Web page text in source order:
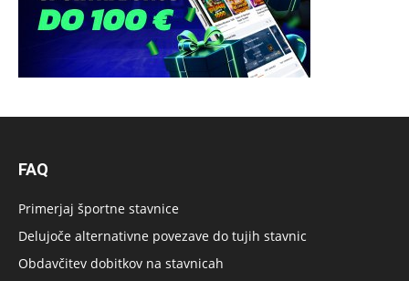
FAQ
Primerjaj športne stavnice
Delujoče alternativne povezave do tujih stavnic
Obdavčitev dobitkov na stavnicah